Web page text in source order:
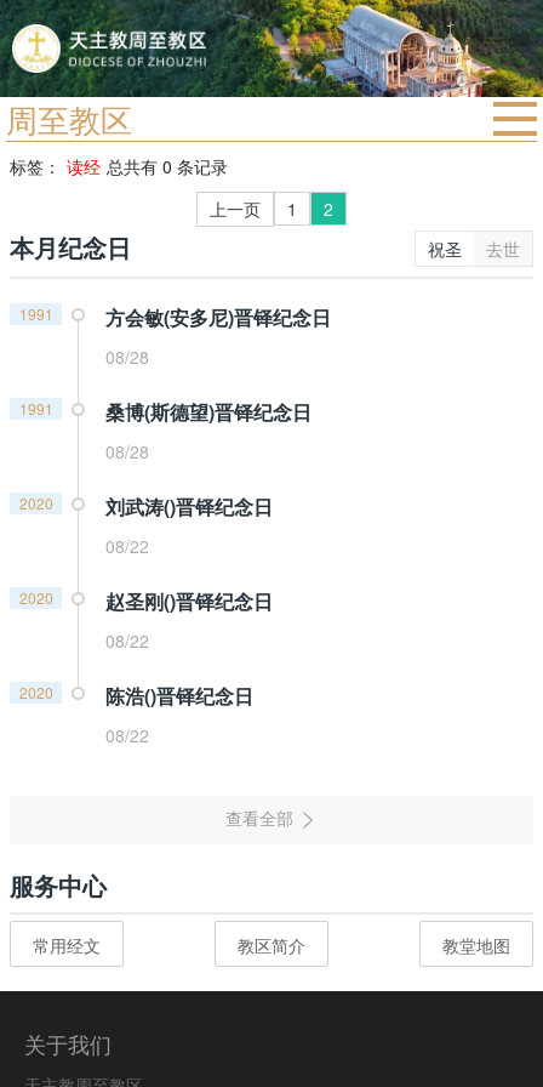
周至教区
首页
教区动态
教区简介
标签： 读经 总共有 0 条记录
上一页
1 2
本月纪念日 祝圣 去世
1991 方会敏(安多尼)晋铎纪念日
08/28
1991 桑博(斯德望)晋铎纪念日
08/28
2020 刘武涛()晋铎纪念日
08/22
2020 赵圣刚()晋铎纪念日
08/22
2020 陈浩()晋铎纪念日
08/22
服务中心
常用经文 教区简介 教堂地图
关于我们